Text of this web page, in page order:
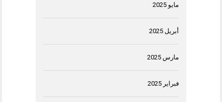
مايو 2025
أبريل 2025
مارس 2025
فبراير 2025